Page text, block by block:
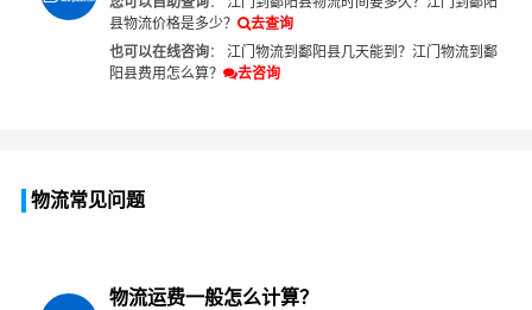
县物流价格是多少？
去查询
也可以在线咨询： 江门物流到鄱阳县几天能到？ 江门物流到鄱
阳县费用怎么算？
去咨询
物流常见问题
物流运费一般怎么计算？